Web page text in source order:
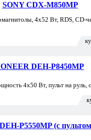
SONY CDX-M850MP
4х52 Вт, RDS, CD-
DEH-P8450MP
4х50 Вт, пульт на руль,
P5550MP (с